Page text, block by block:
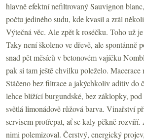
hlavně efektní nefiltrovaný Sauvignon
počtu jediného sudu, kde kvasil a zrál
Výtečná věc. Ale zpět k roséčku. Toho už
Taky není školeno ve dřevě, ale spontánně
snad pět měsíců v betonovém vajíčku
pak si tam ještě chvilku poleželo. Macerace
Stáčeno bez filtrace a jakýchkoliv aditiv do
lehce blížící burgundské, bez záklopky,
světlá limonádově růžová barva. Vinařství
servisem protřepat, ať se kaly pěkně
nimi polemizoval. Čerstvý, energický